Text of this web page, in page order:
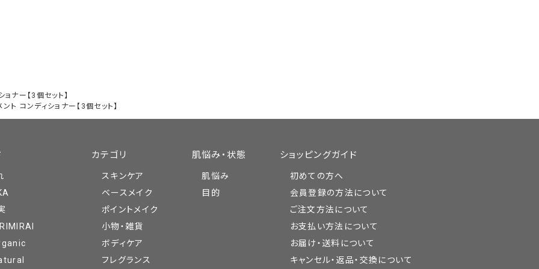
ナー【3個セット】
ト コンディショナー【3個セット】
カテゴリ
スキンケア
ベースメイク
ポイントメイク
小物・雑貨
ボディケア
フレグランス
肌悩み・状態
肌悩み
目的
ショッピングガイド
初めての方へ
会員登録の方法について
ご注文方法について
お支払い方法について
お届け・送料について
キャンセル・返品・交換について